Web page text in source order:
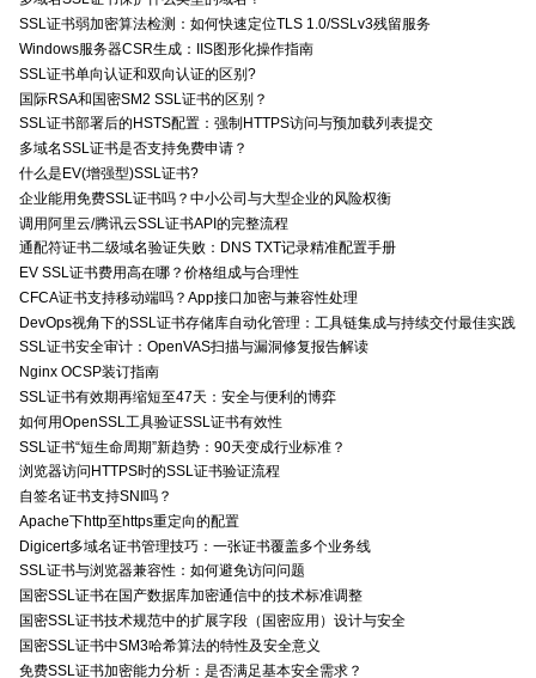
SSL证书弱加密算法检测：如何快速定位TLS 1.0/SSLv3残留服务
Windows服务器CSR生成：IIS图形化操作指南
SSL证书单向认证和双向认证的区别?
国际RSA和国密SM2 SSL证书的区别？
SSL证书部署后的HSTS配置：强制HTTPS访问与预加载列表提交
多域名SSL证书是否支持免费申请？
什么是EV(增强型)SSL证书?
企业能用免费SSL证书吗？中小公司与大型企业的风险权衡
调用阿里云/腾讯云SSL证书API的完整流程
通配符证书二级域名验证失败：DNS TXT记录精准配置手册
EV SSL证书费用高在哪？价格组成与合理性
CFCA证书支持移动端吗？App接口加密与兼容性处理
DevOps视角下的SSL证书存储库自动化管理：工具链集成与持续交付最佳实践
SSL证书安全审计：OpenVAS扫描与漏洞修复报告解读
Nginx OCSP装订指南
SSL证书有效期再缩短至47天：安全与便利的博弈
如何用OpenSSL工具验证SSL证书有效性
SSL证书“短生命周期”新趋势：90天变成行业标准？
浏览器访问HTTPS时的SSL证书验证流程
自签名证书支持SNI吗？
Apache下http至https重定向的配置
Digicert多域名证书管理技巧：一张证书覆盖多个业务线
SSL证书与浏览器兼容性：如何避免访问问题
国密SSL证书在国产数据库加密通信中的技术标准调整
国密SSL证书技术规范中的扩展字段（国密应用）设计与安全
国密SSL证书中SM3哈希算法的特性及安全意义
免费SSL证书加密能力分析：是否满足基本安全需求？